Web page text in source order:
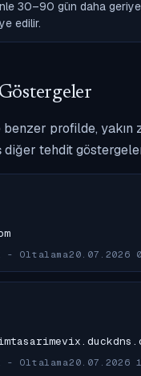
30–90 gün daha
edilir.
benzer profilde, yakın
diğer tehdit
- Oltalama20.07.2026
- Oltalama20.07.2026